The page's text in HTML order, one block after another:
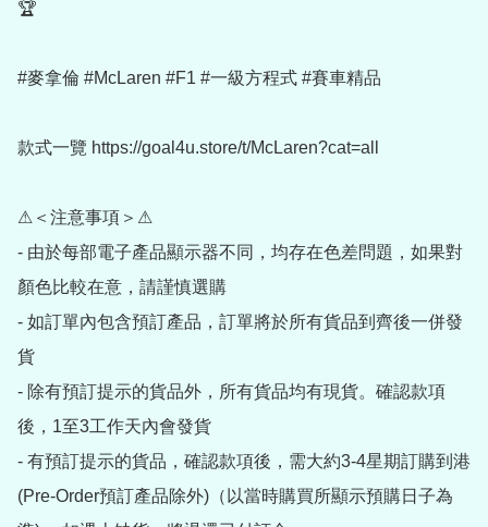
🏆
#麥拿倫 #McLaren #F1 #一級方程式 #賽車精品
款式一覽 https://goal4u.store/t/McLaren?cat=all
⚠＜注意事項＞⚠
- 由於每部電子產品顯示器不同，均存在色差問題，如果對
顏色比較在意，請謹慎選購
- 如訂單內包含預訂產品，訂單將於所有貨品到齊後一併發
貨
- 除有預訂提示的貨品外，所有貨品均有現貨。確認款項
後，1至3工作天內會發貨
- 有預訂提示的貨品，確認款項後，需大約3-4星期訂購到港
(Pre-Order預訂產品除外)（以當時購買所顯示預購日子為